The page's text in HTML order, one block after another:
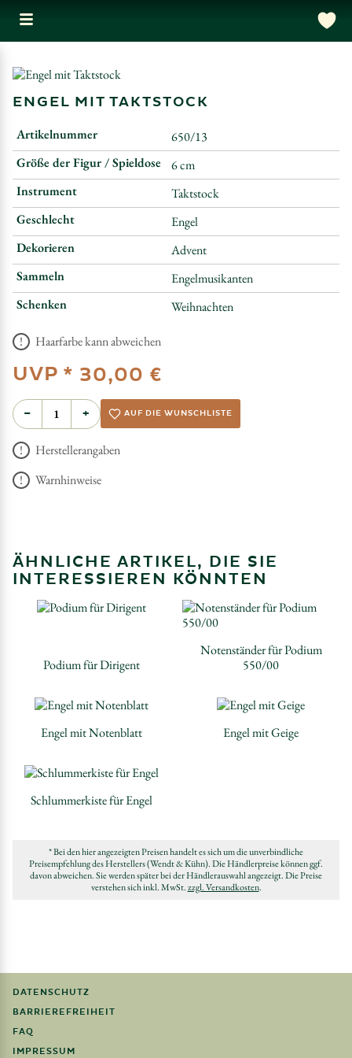
ENGEL MIT TAKTSTOCK
Artikelnummer
650/13
Größe der Figur / Spieldose
6 cm
Instrument
Taktstock
Geschlecht
Engel
Dekorieren
Advent
Sammeln
Engelmusikanten
Schenken
Weihnachten
Haarfarbe kann abweichen
UVP * 30,00 €
− + AUF DIE WUNSCHLISTE
Herstellerangaben
Warnhinweise
ÄHNLICHE ARTIKEL, DIE SIE
INTERESSIEREN KÖNNTEN
Podium für Dirigent
Notenständer für Podium
550/00
Engel mit Notenblatt Engel mit Geige
Schlummerkiste für Engel
* Bei den hier angezeigten Preisen handelt es sich um die unverbindliche
Preisempfehlung des Herstellers (Wendt & Kühn). Die Händlerpreise können ggf.
davon abweichen. Sie werden später bei der Händlerauswahl angezeigt. Die Preise
verstehen sich inkl. MwSt.zzgl. Versandkosten.
DATENSCHUTZ
BARRIEREFREIHEIT
FAQ
IMPRESSUM